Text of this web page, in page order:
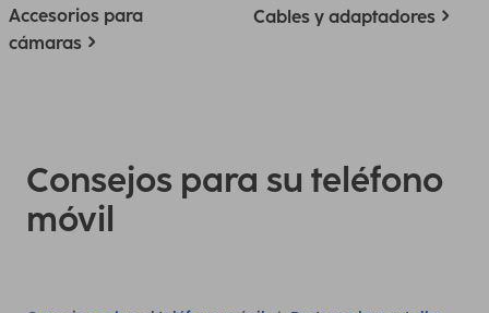
Accesorios para
cámaras
Cables y adaptadores
Consejos para su teléfono
móvil